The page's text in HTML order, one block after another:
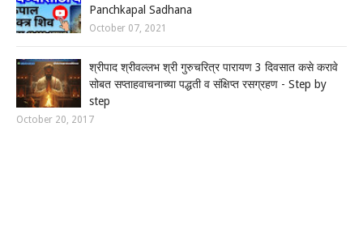
Panchkapal Sadhana
October 07, 2021
श्रीपाद श्रीवल्लभ श्री गुरुचरित्र पारायण 3 दिवसात कसे करावे
सोबत सप्ताहवाचनाच्या पद्धती व संक्षिप्त रसग्रहण - Step by
step
October 20, 2017